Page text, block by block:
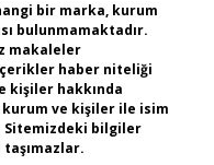
bir marka, kurum
bulunmamaktadır.
makaleler
haber niteliği
kişiler hakkında
kurum ve kişiler ile isim
bilgiler